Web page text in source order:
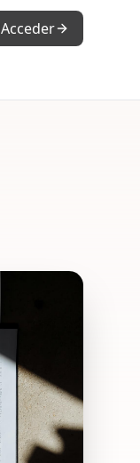
Acceder